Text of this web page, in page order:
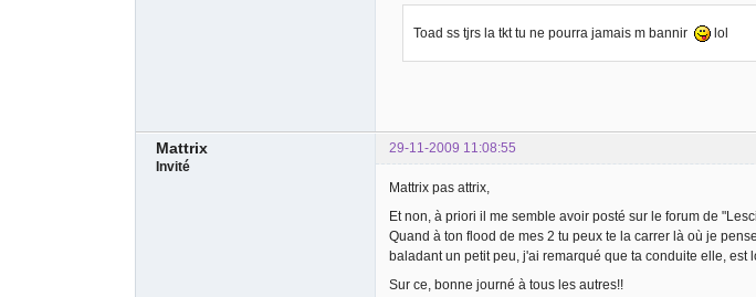
Toad ss tjrs la tkt tu ne pourra jamais m bannir lol
Mattrix
29-11-2009 11:08:55
Invité
Mattrix pas attrix,
Et non, à priori il me semble avoir posté sur le forum de
Quand à ton flood de mes 2 tu peux te la carrer là où je
baladant un petit peu, j'ai remarqué que ta conduite elle, est
Sur ce, bonne journé à tous les autres!!